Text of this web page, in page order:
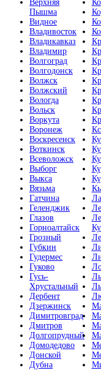
Верхняя
Пышма
Видное
Владивосток
Владикавказ
Владимир
Волгоград
Волгодонск
Волжск
Волжский
Вологда
Вольск
Воркута
Воронеж
Воскресенск
Воткинск
Всеволожск
Выборг
Выкса
Вязьма
Гатчина
Геленджик
Глазов
Горноалтайск
Грозный
Губкин
Гудермес
Гуково
Гусь-
Хрустальный
Дербент
Дзержинск
Димитровград
Дмитров
Долгопрудный
Домодедово
Донской
Дубна